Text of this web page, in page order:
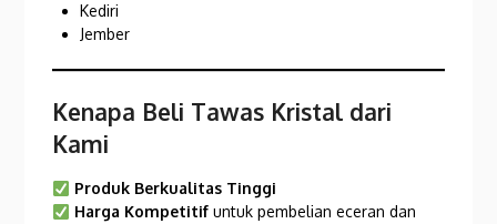
Kediri
Jember
Kenapa Beli Tawas Kristal dari
Kami
Produk Berkualitas Tinggi
Harga Kompetitif untuk pembelian eceran dan